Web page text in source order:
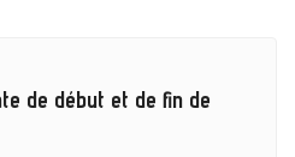
de début et de fin de